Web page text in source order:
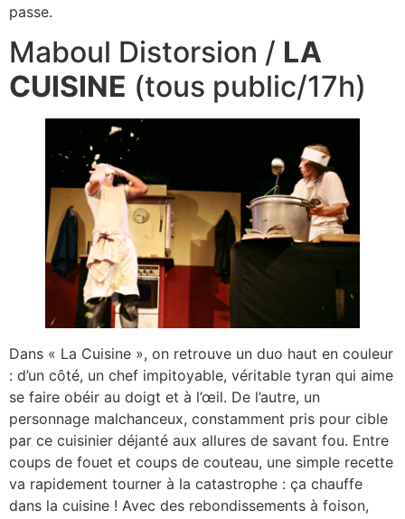
passe.
Maboul Distorsion / LA
CUISINE (tous public/17h)
Dans « La Cuisine », on retrouve un duo haut en couleur
: d’un côté, un chef impitoyable, véritable tyran qui aime
se faire obéir au doigt et à l’œil. De l’autre, un
personnage malchanceux, constamment pris pour cible
par ce cuisinier déjanté aux allures de savant fou. Entre
coups de fouet et coups de couteau, une simple recette
va rapidement tourner à la catastrophe : ça chauffe
dans la cuisine ! Avec des rebondissements à foison,